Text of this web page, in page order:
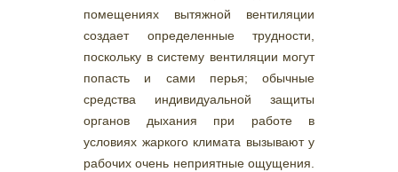
помещениях вытяжной вентиляции
создает определенные трудности,
поскольку в систему вентиляции могут
попасть и сами перья; обычные
средства индивидуальной защиты
органов дыхания при работе в
условиях жаркого климата вызывают у
рабочих очень неприятные ощущения.